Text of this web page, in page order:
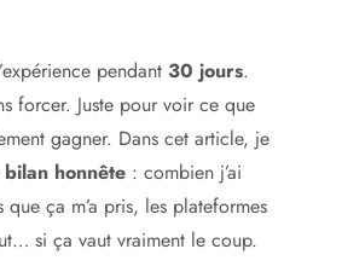
pendant 30 jours.
forcer. Juste pour voir ce que
gagner. Dans cet article, je
bilan honnête : combien j’ai
ça m’a pris, les plateformes
si ça vaut vraiment le coup.